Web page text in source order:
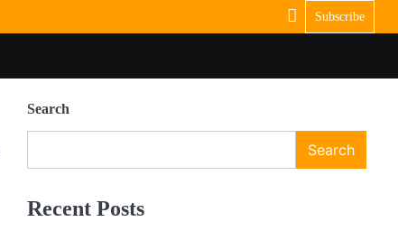
Subscribe
Search
Search
Recent Posts